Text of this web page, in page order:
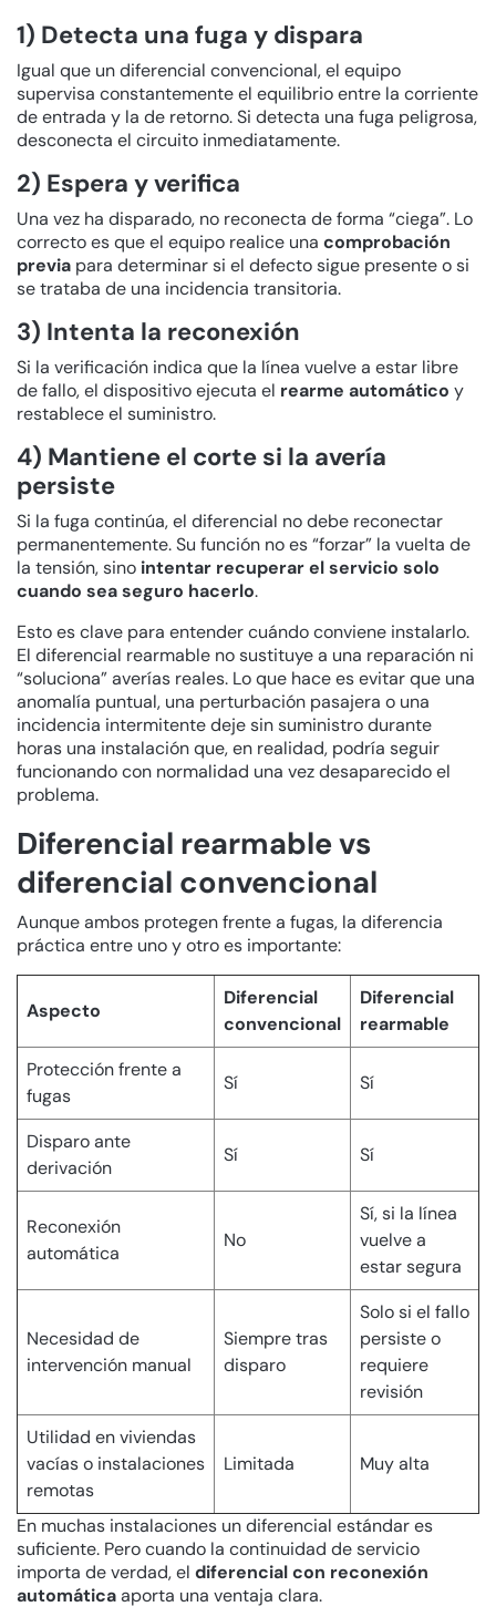
1) Detecta una fuga y dispara
Igual que un diferencial convencional, el equipo
supervisa constantemente el equilibrio entre la corriente
de entrada y la de retorno. Si detecta una fuga peligrosa,
desconecta el circuito inmediatamente.
2) Espera y verifica
Una vez ha disparado, no reconecta de forma “ciega”. Lo
correcto es que el equipo realice una comprobación
previa para determinar si el defecto sigue presente o si
se trataba de una incidencia transitoria.
3) Intenta la reconexión
Si la verificación indica que la línea vuelve a estar libre
de fallo, el dispositivo ejecuta el rearme automático y
restablece el suministro.
4) Mantiene el corte si la avería
persiste
Si la fuga continúa, el diferencial no debe reconectar
permanentemente. Su función no es “forzar” la vuelta de
la tensión, sino intentar recuperar el servicio solo
cuando sea seguro hacerlo.
Esto es clave para entender cuándo conviene instalarlo.
El diferencial rearmable no sustituye a una reparación ni
“soluciona” averías reales. Lo que hace es evitar que una
anomalía puntual, una perturbación pasajera o una
incidencia intermitente deje sin suministro durante
horas una instalación que, en realidad, podría seguir
funcionando con normalidad una vez desaparecido el
problema.
Diferencial rearmable vs
diferencial convencional
Aunque ambos protegen frente a fugas, la diferencia
práctica entre uno y otro es importante:
Aspecto
Diferencial
convencional
Diferencial
rearmable
Protección frente a
fugas
Sí Sí
Disparo ante
derivación
Sí Sí
Reconexión
automática
No
Sí, si la línea
vuelve a
estar segura
Necesidad de
intervención manual
Siempre tras
disparo
Solo si el fallo
persiste o
requiere
revisión
Utilidad en viviendas
vacías o instalaciones
remotas
Limitada Muy alta
En muchas instalaciones un diferencial estándar es
suficiente. Pero cuando la continuidad de servicio
importa de verdad, el diferencial con reconexión
automáticaaporta una ventaja clara.